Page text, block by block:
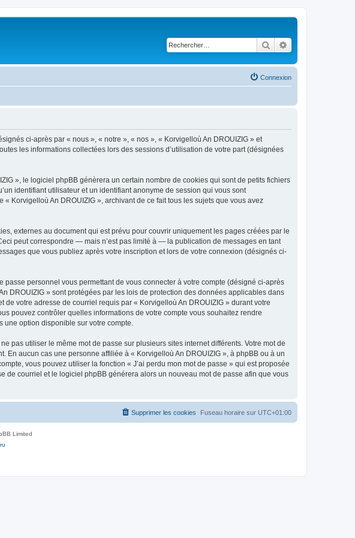
Rechercher
Connexion
ci-après par « nous », « notre », « nos », « Korvigelloù An DROUIZIG » et
les informations collectées lors des sessions d’utilisation de votre part (désignées
», le logiciel phpBB génèrera un certain nombre de cookies qui sont de petits fichiers
identifiant utilisateur et un identifiant anonyme de session qui vous sont
Korvigelloù An DROUIZIG », archivant de ce fait tous les sujets que vous avez
externes au document qui est prévu pour couvrir uniquement les pages créées par le
peut correspondre — mais n’est pas limité à — la publication de messages en tant
que vous publiez après votre inscription et lors de votre connexion (désignés ci-
personnel vous permettant de vous connecter à votre compte (désigné ci-après
DROUIZIG » sont protégées par les lois de protection des données applicables dans
votre adresse de courriel requis par « Korvigelloù An DROUIZIG » durant votre
pouvez contrôler quelles informations de votre compte vous souhaitez rendre
option disponible sur votre compte.
pas utiliser le même mot de passe sur plusieurs sites internet différents. Votre mot de
En aucun cas une personne affiliée à « Korvigelloù An DROUIZIG », à phpBB ou à un
vous pouvez utiliser la fonction « J’ai perdu mon mot de passe » qui est proposée
de courriel et le logiciel phpBB générera alors un nouveau mot de passe afin que vous
Fuseau horaire sur UTC+01:00
Supprimer les cookies
Limited